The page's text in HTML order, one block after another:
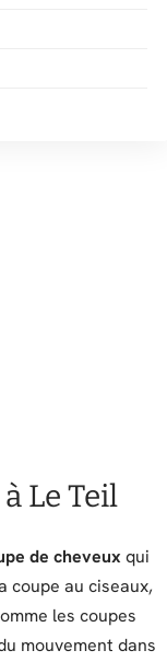
Le Teil
de cheveux qui
coupe au ciseaux,
les coupes
mouvement dans